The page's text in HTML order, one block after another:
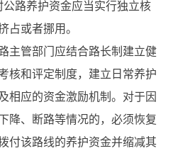
路养护资金应当实行独立核
占或者挪用。
主管部门应结合路长制建立健
核和评定制度，建立日常养护
相应的资金激励机制。对于因
降、断路等情况的，必须恢复
付该路线的养护资金并缩减其